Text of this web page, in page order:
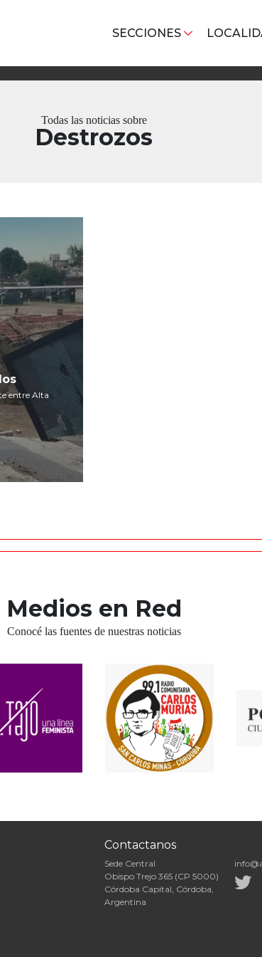
SECCIONES
Todas las noticias sobre
Destrozos
entre Alta
Medios en Red
Conocé las fuentes de nuestras noticias
Contactanos
Sede Central
Obispo Trejo 365 (CP 5000)
Córdoba Capital, Córdoba,
Argentina